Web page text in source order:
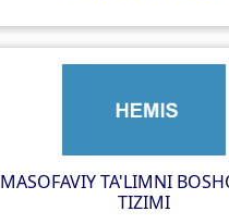
MASOFAVIY TA'LIMNI
TIZIMI